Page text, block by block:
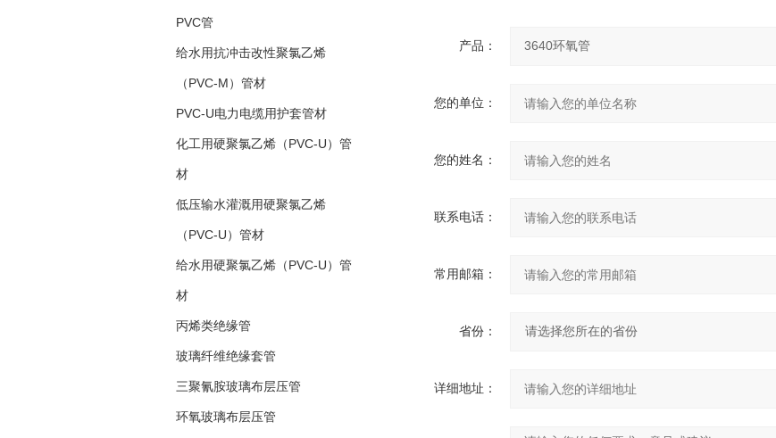
PVC管
给水用抗冲击改性聚氯乙烯
（PVC-M）管材
PVC-U电力电缆用护套管材
化工用硬聚氯乙烯（PVC-U）管
材
低压输水灌溉用硬聚氯乙烯
（PVC-U）管材
给水用硬聚氯乙烯（PVC-U）管
材
丙烯类绝缘管
玻璃纤维绝缘套管
三聚氰胺玻璃布层压管
环氧玻璃布层压管
产品：
您的单位：
您的姓名：
联系电话：
常用邮箱：
省份：
详细地址：